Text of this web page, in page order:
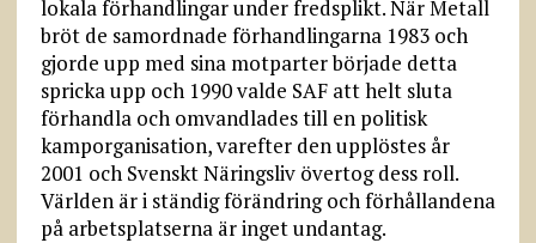
lokala förhandlingar under fredsplikt. När Metall
bröt de samordnade förhandlingarna 1983 och
gjorde upp med sina motparter började detta
spricka upp och 1990 valde SAF att helt sluta
förhandla och omvandlades till en politisk
kamporganisation, varefter den upplöstes år
2001 och Svenskt Näringsliv övertog dess roll.
Världen är i ständig förändring och förhållandena
på arbetsplatserna är inget undantag.